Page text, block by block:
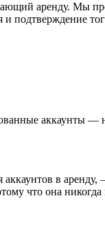
аренду. Мы
подтверждение
аккаунты —
в аренду,
что она